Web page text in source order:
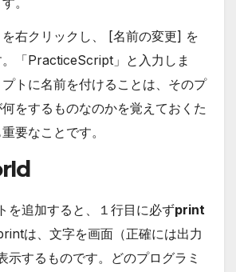
右クリックし、 [名前の変更] を
「PracticeScript」と入力しま
トに名前を付けることは、そのプ
をするものなのかを覚えておくた
要なことです。
を追加すると、１行目に必ずprint
は、文字を画面（正確には出力
示するものです。どのプログラミ